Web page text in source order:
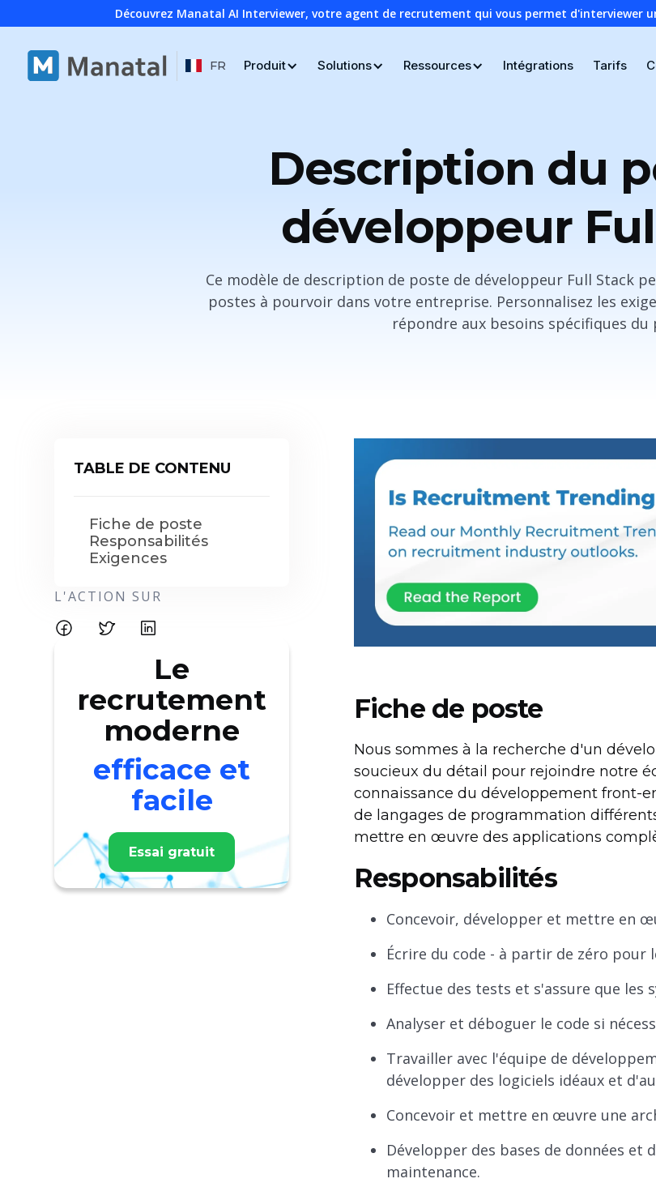
Découvrez Manatal AI Interviewer, votre agent de recrutement qui vous permet d'interviewer
FR Produit Solutions Ressources Intégrations Tarifs
Description du
développeur
Ce modèle de description de poste de développeur Full Stack
postes à pourvoir dans votre entreprise. Personnalisez les
répondre aux besoins spécifiques du
TABLE DE CONTENU
Fiche de poste
Responsabilités
Exigences
L'ACTION SUR
Le
recrutement
moderne
efficace et
facile
Essai gratuit
Fiche de poste
Nous sommes à la recherche d'un
soucieux du détail pour rejoindre notre
connaissance du développement front-
de langages de programmation
mettre en œuvre des applications
Responsabilités
Concevoir, développer et mettre en
Écrire du code - à partir de zéro pour
Effectue des tests et s'assure que
Analyser et déboguer le code si
Travailler avec l'équipe de
développer des logiciels idéaux et
Concevoir et mettre en œuvre une
Développer des bases de données
maintenance.